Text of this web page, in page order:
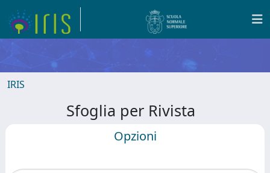
IRIS
Sfoglia per Rivista
Opzioni